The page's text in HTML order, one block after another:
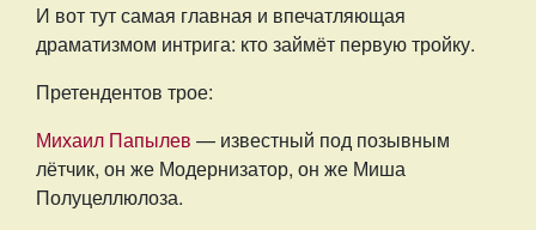
И вот тут самая главная и впечатляющая
драматизмом интрига: кто займёт первую тройку.
Претендентов трое:
Михаил Папылев — известный под позывным
лётчик, он же Модернизатор, он же Миша
Полуцеллюлоза.